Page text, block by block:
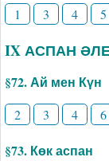
1 3 4 5
IX АСПАН
§72. Ай мен Күн
2 3 4 6
§73. Көк аспан